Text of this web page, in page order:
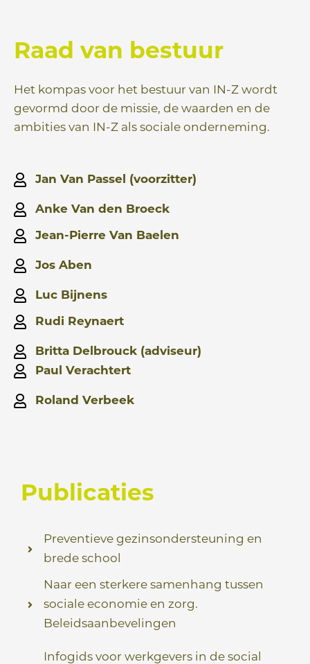
Raad van bestuur
Het kompas voor het bestuur van IN-Z wordt
gevormd door de missie, de waarden en de
ambities van IN-Z als sociale onderneming.
Jan Van Passel (voorzitter)
Anke Van den Broeck
Jean-Pierre Van Baelen
Jos Aben
Luc Bijnens
Rudi Reynaert
Britta Delbrouck (adviseur)
Paul Verachtert
Roland Verbeek
Publicaties
Preventieve gezinsondersteuning en
brede school
Naar een sterkere samenhang tussen
sociale economie en zorg.
Beleidsaanbevelingen
Infogids voor werkgevers in de social